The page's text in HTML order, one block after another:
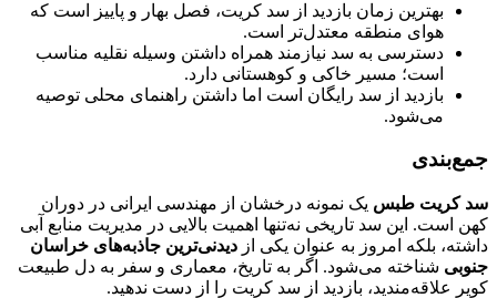
بهترین زمان بازدید از سد کریت، فصل بهار و پاییز است که
هوای منطقه معتدل‌تر است.
دسترسی به سد نیازمند همراه داشتن وسیله نقلیه مناسب
است؛ مسیر خاکی و کوهستانی دارد.
بازدید از سد رایگان است اما داشتن راهنمای محلی توصیه
می‌شود.
جمع‌بندی
سد کریت طبس یک نمونه درخشان از مهندسی ایرانی در دوران
کهن است. این سد تاریخی نه‌تنها اهمیت بالایی در مدیریت منابع آبی
داشته، بلکه امروز به عنوان یکی از دیدنی‌ترین جاذبه‌های خراسان
جنوبی شناخته می‌شود. اگر به تاریخ، معماری و سفر به دل طبیعت
کویر علاقه‌مندید، بازدید از سد کریت را از دست ندهید.